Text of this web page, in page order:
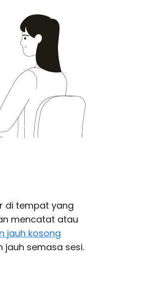
di tempat yang
mencatat atau
jauh kosong
semasa sesi.